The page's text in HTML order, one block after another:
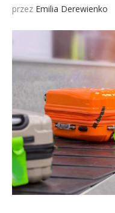
przez Emilia Derewienko